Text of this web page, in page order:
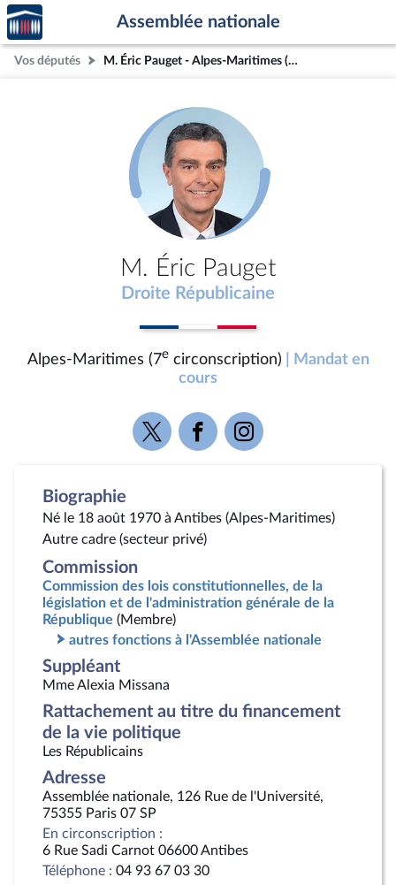
Aller au contenu
Aller en bas de la page
Accèder
à la
page
d'accueil
Assemblée nationale
Vos députés M. Éric Pauget - Alpes-Maritimes (7e circonscription)
M. Éric Pauget
Droite Républicaine
Alpes-Maritimes (7ecirconscription)
| Mandat en
cours
Voir
la
Voir
la
Voir
la
Biographie
Né le 18 août 1970 à Antibes (Alpes-Maritimes)
Autre cadre (secteur privé)
Commission
Commission des lois constitutionnelles, de la
législation et de l'administration générale de la
République (Membre)
autres fonctions à l'Assemblée nationale
Suppléant
Mme Alexia Missana
Rattachement au titre du financement
de la vie politique
Les Républicains
Adresse
Assemblée nationale, 126 Rue de l'Université,
75355 Paris 07 SP
En circonscription :
6 Rue Sadi Carnot 06600 Antibes
Téléphone : 04 93 67 03 30